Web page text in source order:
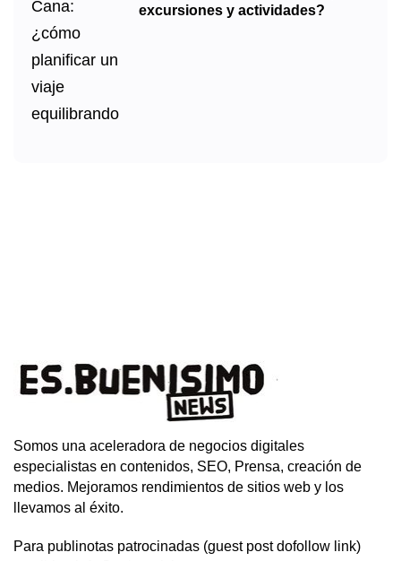
excursiones y actividades?
Somos una aceleradora de negocios digitales
especialistas en contenidos, SEO, Prensa, creación de
medios. Mejoramos rendimientos de sitios web y los
llevamos al éxito.
Para publinotas patrocinadas (guest post dofollow link)